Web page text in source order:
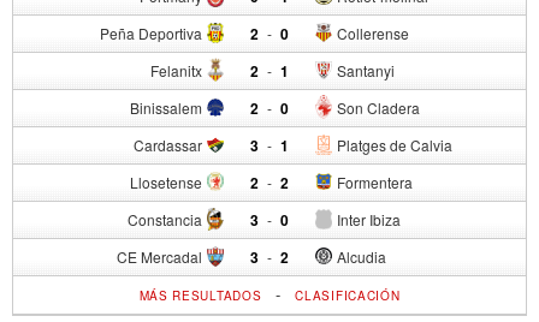
Peña Deportiva 2 - Collerense
0
Felanitx 2 - Santanyi
1
Binissalem 2 - Son Cladera
0
Cardassar 3 - Platges de Calvia
1
Llosetense 2 - Formentera
2
Constancia 3 - Inter Ibiza
0
CE Mercadal 3 - Alcudia
2
MÁS RESULTADOS -CLASIFICACIÓN